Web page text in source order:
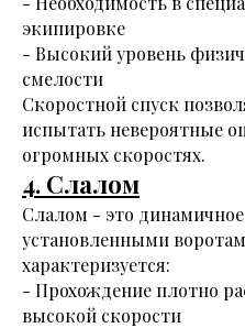
экипировке
- Высокий уровень
смелости
Скоростной спуск
испытать невероятные
огромных скоростях.
4. Слалом
Слалом - это
установленными
характеризуется:
- Прохождение плотно
высокой скорости